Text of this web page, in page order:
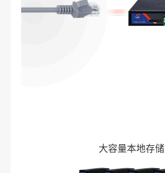
大容量本地存储